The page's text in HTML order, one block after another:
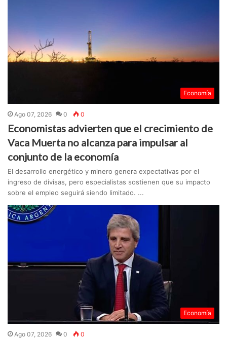
Economía
Ago 07, 2026 0 0
Economistas advierten que el crecimiento de
Vaca Muerta no alcanza para impulsar al
conjunto de la economía
El desarrollo energético y minero genera expectativas por el
ingreso de divisas, pero especialistas sostienen que su impacto
sobre el empleo seguirá siendo limitado. ...
Economía
Ago 07, 2026 0 0